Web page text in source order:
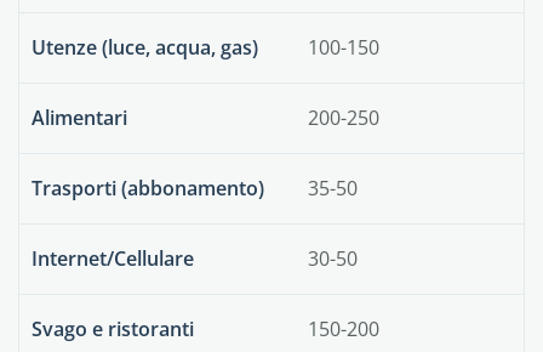
Utenze (luce, acqua, gas) 100-150
Alimentari 200-250
Trasporti (abbonamento) 35-50
Internet/Cellulare 30-50
Svago e ristoranti 150-200